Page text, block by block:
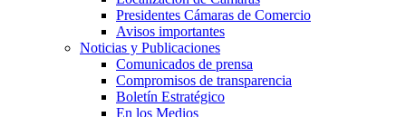
Presidentes Cámaras de Comercio
Avisos importantes
Noticias y Publicaciones
Comunicados de prensa
Compromisos de transparencia
Boletín Estratégico
En los Medios